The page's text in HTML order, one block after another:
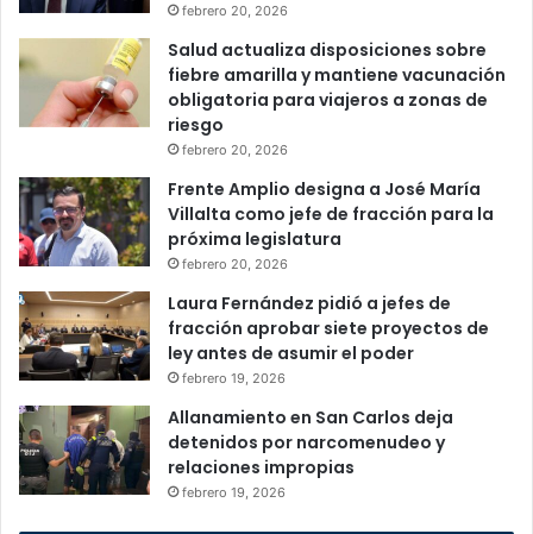
febrero 20, 2026
Salud actualiza disposiciones sobre
fiebre amarilla y mantiene vacunación
obligatoria para viajeros a zonas de
riesgo
febrero 20, 2026
Frente Amplio designa a José María
Villalta como jefe de fracción para la
próxima legislatura
febrero 20, 2026
Laura Fernández pidió a jefes de
fracción aprobar siete proyectos de
ley antes de asumir el poder
febrero 19, 2026
Allanamiento en San Carlos deja
detenidos por narcomenudeo y
relaciones impropias
febrero 19, 2026